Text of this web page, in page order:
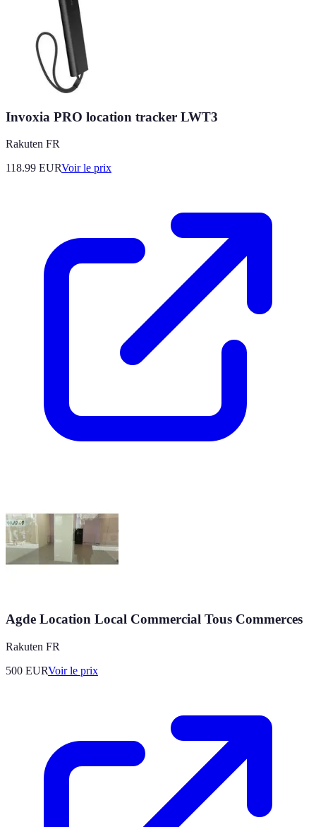
Invoxia PRO location tracker LWT3
Rakuten FR
118.99 EURVoir le prix
Agde Location Local Commercial Tous Commerces
Rakuten FR
500 EURVoir le prix